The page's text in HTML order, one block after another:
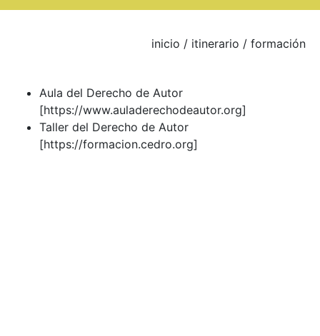
inicio / itinerario / formación
Aula del Derecho de Autor
[https://www.auladerechodeautor.org]
Taller del Derecho de Autor
[https://formacion.cedro.org]